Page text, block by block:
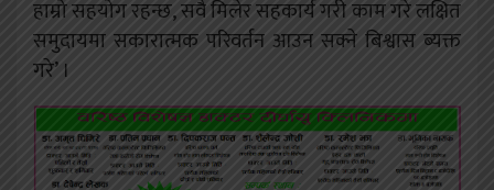
हाम्रो सहयोग रहन्छ, सवै मिलेर सहकार्य गरी काम गरे लक्षित
समुदायमा सकारात्मक परिवर्तन आउन सक्ने बिश्वास ब्यक्त
गरे’ ।